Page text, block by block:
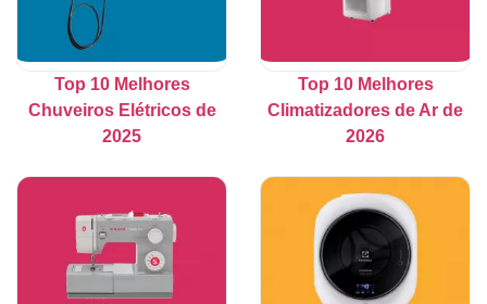
Top 10 Melhores
Chuveiros Elétricos de
2025
Top 10 Melhores
Climatizadores de Ar de
2026